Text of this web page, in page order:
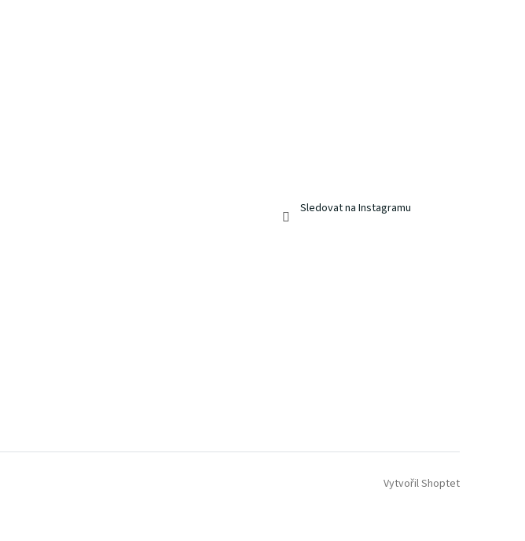
Sledovat na Instagramu
Vytvořil Shoptet